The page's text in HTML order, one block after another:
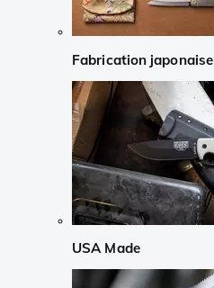
Fabrication japonaise
USA Made